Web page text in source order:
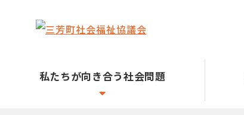
私たちが向き合う社会問題